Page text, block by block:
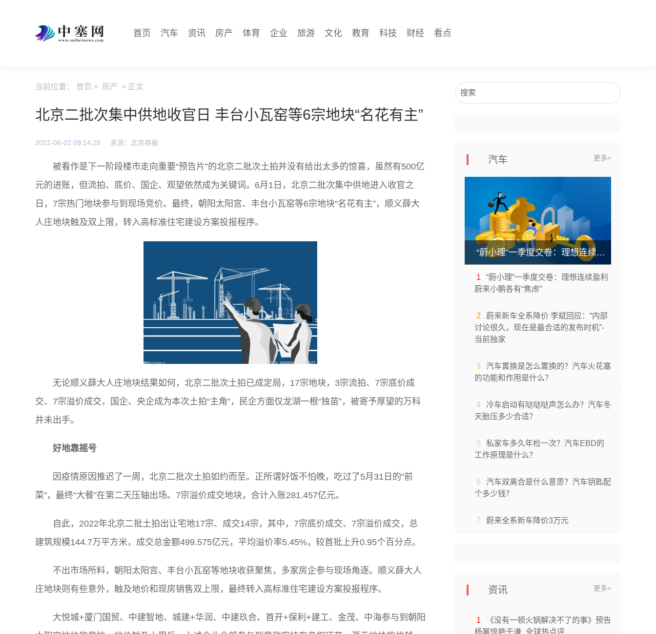
首页 汽车 资讯 房产 体育 企业 旅游 文化 教育 科技 财经 看点
当前位置： 首页 > 房产 > 正文
北京二批次集中供地收官日 丰台小瓦窑等6宗地块“名花有主”
2022-06-02 09:14:28 来源：北京商报
被看作是下一阶段楼市走向重要“预告片”的北京二批次土拍并没有给出太多的惊喜，虽然有500亿
元的进账，但流拍、底价、国企、观望依然成为关键词。6月1日，北京二批次集中供地进入收官之
日，7宗热门地块参与到现场竞价。最终，朝阳太阳宫、丰台小瓦窑等6宗地块“名花有主”，顺义薛大
人庄地块触及双上限，转入高标准住宅建设方案投报程序。
无论顺义薛大人庄地块结果如何，北京二批次土拍已成定局，17宗地块，3宗流拍、7宗底价成
交、7宗溢价成交，国企、央企成为本次土拍“主角”，民企方面仅龙湖一根“独苗”，被寄予厚望的万科
并未出手。
好地靠摇号
因疫情原因推迟了一周，北京二批次土拍如约而至。正所谓好饭不怕晚，吃过了5月31日的“前
菜”，最终“大餐”在第二天压轴出场。7宗溢价成交地块，合计入账281.457亿元。
自此，2022年北京二批土拍出让宅地17宗、成交14宗，其中，7宗底价成交、7宗溢价成交，总
建筑规模144.7万平方米，成交总金额499.575亿元，平均溢价率5.45%，较首批上升0.95个百分点。
不出市场所料，朝阳太阳宫、丰台小瓦窑等地块收获聚焦，多家房企参与现场角逐。顺义薛大人
庄地块则有些意外，触及地价和现房销售双上限，最终转入高标准住宅建设方案投报程序。
大悦城+厦门国贸、中建智地、城建+华润、中建玖合、首开+保利+建工、金茂、中海参与到朝阳
搜索
汽车 更多>
“蔚小理”一季度交卷：理想连续盈利 蔚来小鹏各有“焦虑”
1
“蔚小理”一季度交卷：理想连续盈利
蔚来小鹏各有“焦虑”
2
蔚来新车全系降价 李斌回应：“内部
讨论很久，现在是最合适的发布时机”-
当前独家
3
汽车置换是怎么置换的？汽车火花塞
的功能和作用是什么？
4
冷车启动有哒哒哒声怎么办？汽车冬
天胎压多少合适？
5
私家车多久年检一次？汽车EBD的
工作原理是什么？
6
汽车双离合是什么意思？汽车钥匙配
个多少钱？
7 蔚来全系新车降价3万元
资讯 更多>
1
《没有一顿火锅解决不了的事》预告
杨幂惊艳于谦_全球热点评